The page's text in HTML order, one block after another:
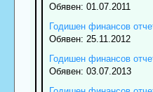
Обявен: 01.07.2011
Годишен финансов
Обявен: 25.11.2012
Годишен финансов
Обявен: 03.07.2013